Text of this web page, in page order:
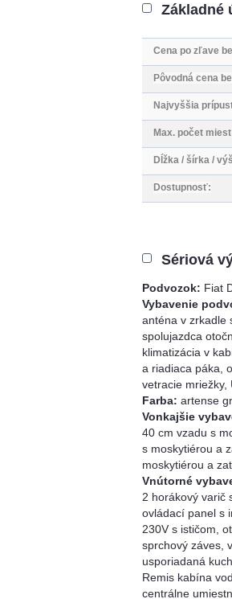
Základné
Cena po zľave
Pôvodná cena
Najvyššia
Max. počet
Dĺžka / šírka /
Dostupnosť:
Sériová
Podvozok: Fiat
Vybavenie
anténa v zrkadle
spolujazdca
klimatizácia v
a riadiaca páka,
vetracie mriežky,
Farba: artense
Vonkajšie
40 cm vzadu s
s moskytiérou a
moskytiérou a
Vnútorné
2 horákový varič
ovládací panel s
230V s ističom,
sprchový záves,
usporiadaná
Remis kabína
centrálne